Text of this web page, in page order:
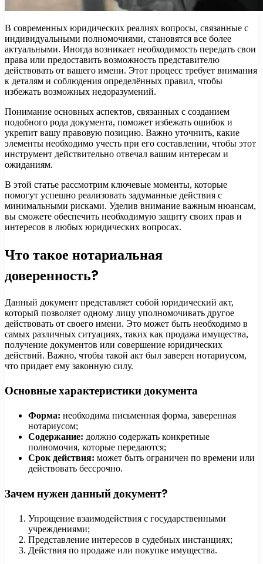
В современных юридических реалиях вопросы, связанные с
индивидуальными полномочиями, становятся все более
актуальными. Иногда возникает необходимость передать свои
права или предоставить возможность представителю
действовать от вашего имени. Этот процесс требует внимания
к деталям и соблюдения определённых правил, чтобы
избежать возможных недоразумений.
Понимание основных аспектов, связанных с созданием
подобного рода документа, поможет избежать ошибок и
укрепит вашу правовую позицию. Важно уточнить, какие
элементы необходимо учесть при его составлении, чтобы этот
инструмент действительно отвечал вашим интересам и
ожиданиям.
В этой статье рассмотрим ключевые моменты, которые
помогут успешно реализовать задуманные действия с
минимальными рисками. Уделив внимание важным нюансам,
вы сможете обеспечить необходимую защиту своих прав и
интересов в любых юридических вопросах.
Что такое нотариальная
доверенность?
Данный документ представляет собой юридический акт,
который позволяет одному лицу уполномочивать другое
действовать от своего имени. Это может быть необходимо в
самых различных ситуациях, таких как продажа имущества,
получение документов или совершение юридических
действий. Важно, чтобы такой акт был заверен нотариусом,
что придает ему законную силу.
Основные характеристики документа
Форма: необходима письменная форма, заверенная
нотариусом;
Содержание: должно содержать конкретные
полномочия, которые передаются;
Срок действия: может быть ограничен по времени или
действовать бессрочно.
Зачем нужен данный документ?
Упрощение взаимодействия с государственными
учреждениями;
Представление интересов в судебных инстанциях;
Действия по продаже или покупке имущества.